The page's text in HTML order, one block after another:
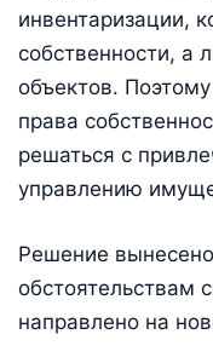
инвентаризации,
собственности, а
объектов.
права
решаться с
управлению
Решение
обстоятельствам
направлено на